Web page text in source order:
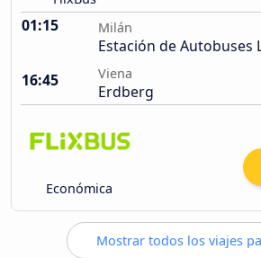
01:15 Milán
Estación de Autobuses
16:45
Viena
Erdberg
Económica
Mostrar todos los viajes